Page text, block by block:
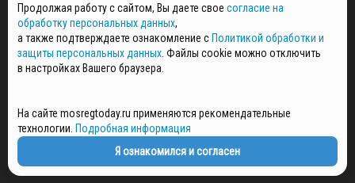
ПОЛИТИКА ОБРАБОТКИ И ЗАЩИТЫ ПЕРСОНАЛЬНЫХ ДАННЫХ
НОВОСТИ
ГАЗЕТЫ
РЕКЛАМОДАТЕЛЯМ
СПЕЦПРОЕКТЫ
СТАТЬИ
ПОЛИТИКА КОНФИДЕНЦИАЛЬНОСТИ
Продолжая работу с сайтом, Вы даете свое согласие на
обработку персональных данных,
а также подтверждаете ознакомление с Политикой обработки и
защиты персональных данных . Файлы cookie можно отключить
в настройках Вашего браузера.
На сайте mosregtoday.ru применяются рекомендательные
технологии. Подробная информация
Я ознакомился и согласен